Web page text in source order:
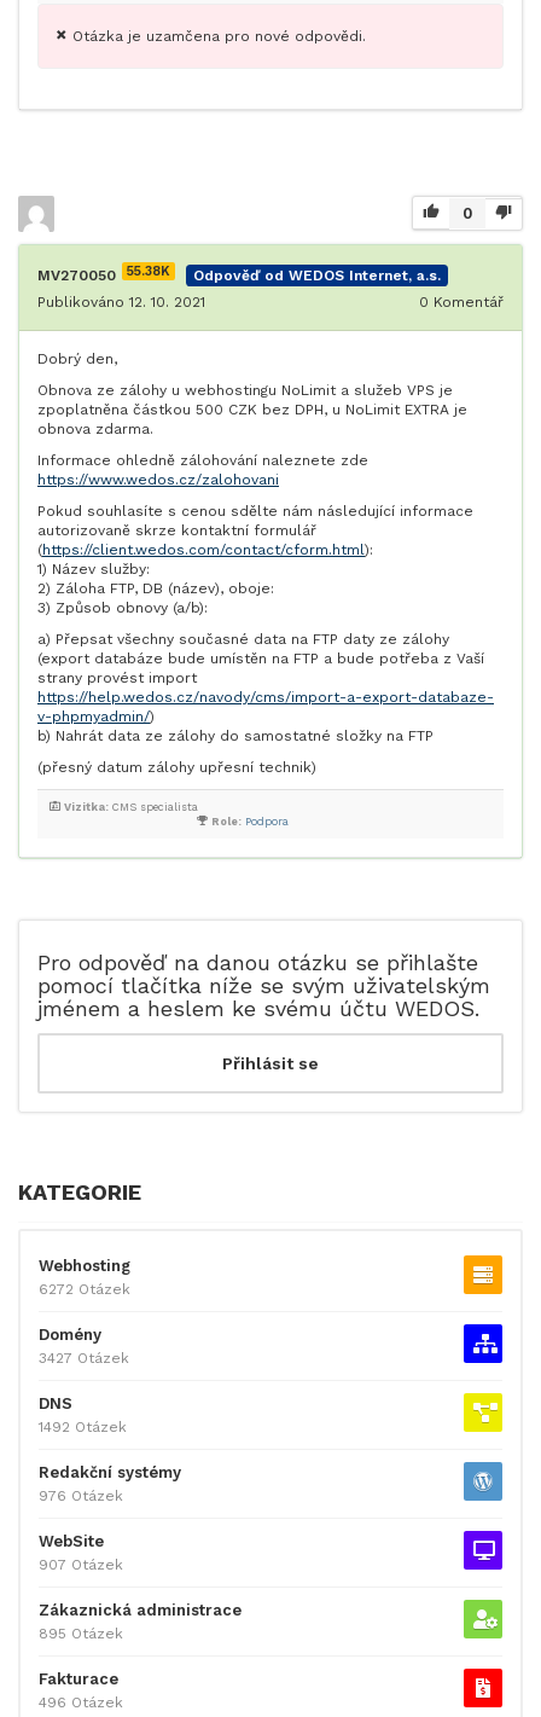
Otázka je uzamčena pro nové odpovědi.
0
MV270050 55.38K
Odpověď od WEDOS Internet, a.s.
Publikováno 12. 10. 2021
0 Komentář
Dobrý den,
Obnova ze zálohy u webhostingu NoLimit a služeb VPS je
zpoplatněna částkou 500 CZK bez DPH, u NoLimit EXTRA je
obnova zdarma.
Informace ohledně zálohování naleznete zde
https://www.wedos.cz/zalohovani
Pokud souhlasíte s cenou sdělte nám následující informace
autorizovaně skrze kontaktní formulář
(https://client.wedos.com/contact/cform.html):
1) Název služby:
2) Záloha FTP, DB (název), oboje:
3) Způsob obnovy (a/b):
a) Přepsat všechny současné data na FTP daty ze zálohy
(export databáze bude umístěn na FTP a bude potřeba z Vaší
strany provést import
https://help.wedos.cz/navody/cms/import-a-export-databaze-
v-phpmyadmin/)
b) Nahrát data ze zálohy do samostatné složky na FTP
(přesný datum zálohy upřesní technik)
Role: Podpora
Vizitka: CMS specialista
Pro odpověď na danou otázku se přihlašte
pomocí tlačítka níže se svým uživatelským
jménem a heslem ke svému účtu WEDOS.
KATEGORIE
Webhosting
6272 Otázek
Domény
3427 Otázek
DNS
1492 Otázek
Redakční systémy
976 Otázek
WebSite
907 Otázek
Zákaznická administrace
895 Otázek
Fakturace
496 Otázek